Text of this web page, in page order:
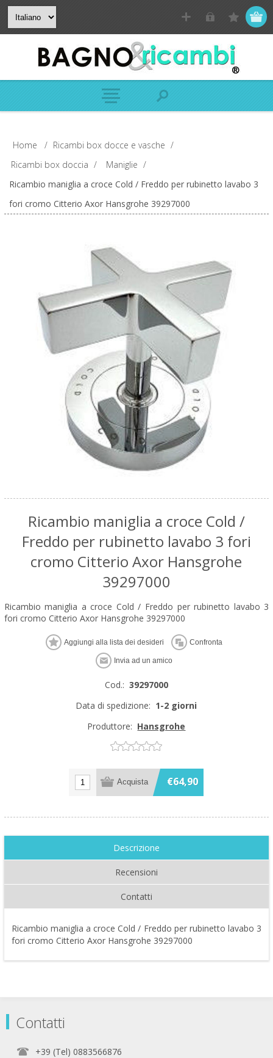
Home / Ricambi box docce e vasche /
Ricambi box doccia / Maniglie /
Ricambio maniglia a croce Cold / Freddo per rubinetto lavabo 3
fori cromo Citterio Axor Hansgrohe 39297000
Ricambio maniglia a croce Cold /
Freddo per rubinetto lavabo 3 fori
cromo Citterio Axor Hansgrohe
39297000
Ricambio maniglia a croce Cold / Freddo per rubinetto lavabo 3
fori cromo Citterio Axor Hansgrohe 39297000
Cod.: 39297000
Data di spedizione: 1-2 giorni
Produttore: Hansgrohe
€64,90
Descrizione
Recensioni
Contatti
Ricambio maniglia a croce Cold / Freddo per rubinetto lavabo 3
fori cromo Citterio Axor Hansgrohe 39297000
Contatti
+39 (Tel) 0883566876